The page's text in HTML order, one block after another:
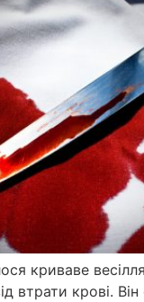
криваве
втрати крові.